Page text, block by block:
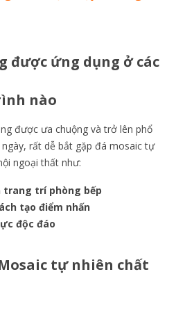
được ứng dụng ở các
nào
được ưa chuộng và trở lên phổ
rất dễ bắt gặp đá mosaic tự
ngoại thất như:
trang trí phòng bếp
tạo điểm nhấn
độc đáo
tự nhiên chất